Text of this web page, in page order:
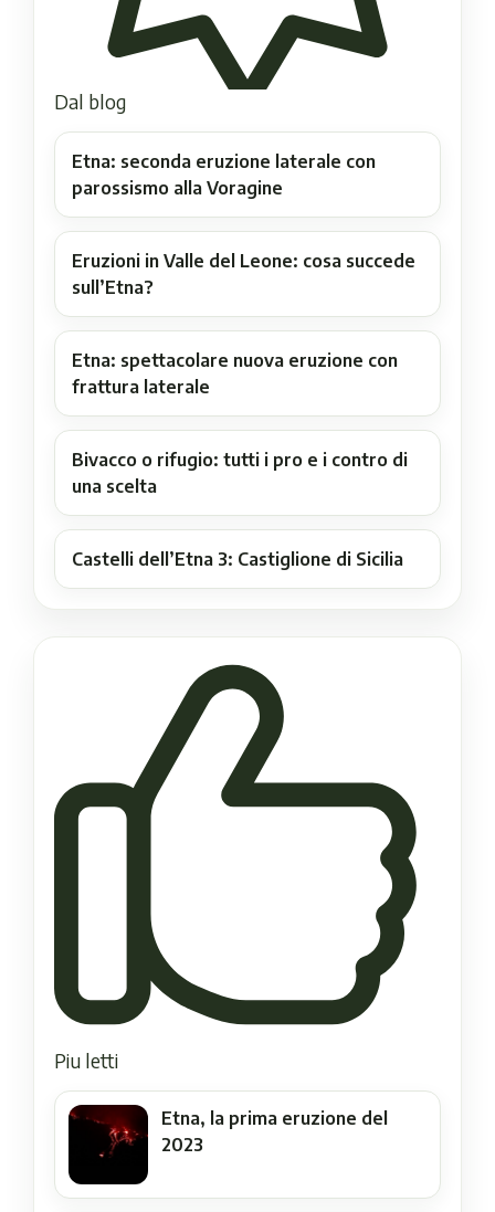
Dal blog
Etna: seconda eruzione laterale con
parossismo alla Voragine
Eruzioni in Valle del Leone: cosa succede
sull’Etna?
Etna: spettacolare nuova eruzione con
frattura laterale
Bivacco o rifugio: tutti i pro e i contro di
una scelta
Castelli dell’Etna 3: Castiglione di Sicilia
Piu letti
Etna, la prima eruzione del
2023